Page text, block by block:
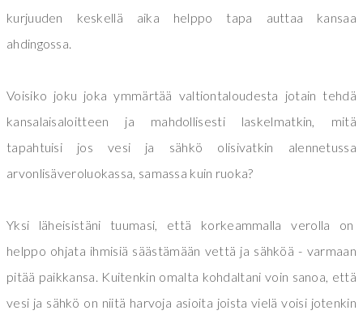
kurjuuden keskellä aika helppo tapa auttaa kansaa
ahdingossa.
Voisiko joku joka ymmärtää valtiontaloudesta jotain tehdä
kansalaisaloitteen ja mahdollisesti laskelmatkin, mitä
tapahtuisi jos vesi ja sähkö olisivatkin alennetussa
arvonlisäveroluokassa, samassa kuin ruoka?
Yksi läheisistäni tuumasi, että korkeammalla verolla on
helppo ohjata ihmisiä säästämään vettä ja sähköä - varmaan
pitää paikkansa. Kuitenkin omalta kohdaltani voin sanoa, että
vesi ja sähkö on niitä harvoja asioita joista vielä voisi jotenkin